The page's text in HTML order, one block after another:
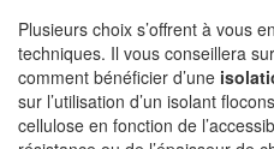
Plusieurs choix s’offrent à vous
techniques. Il vous conseillera
comment bénéficier d’une
sur l’utilisation d’un isolant
cellulose en fonction de